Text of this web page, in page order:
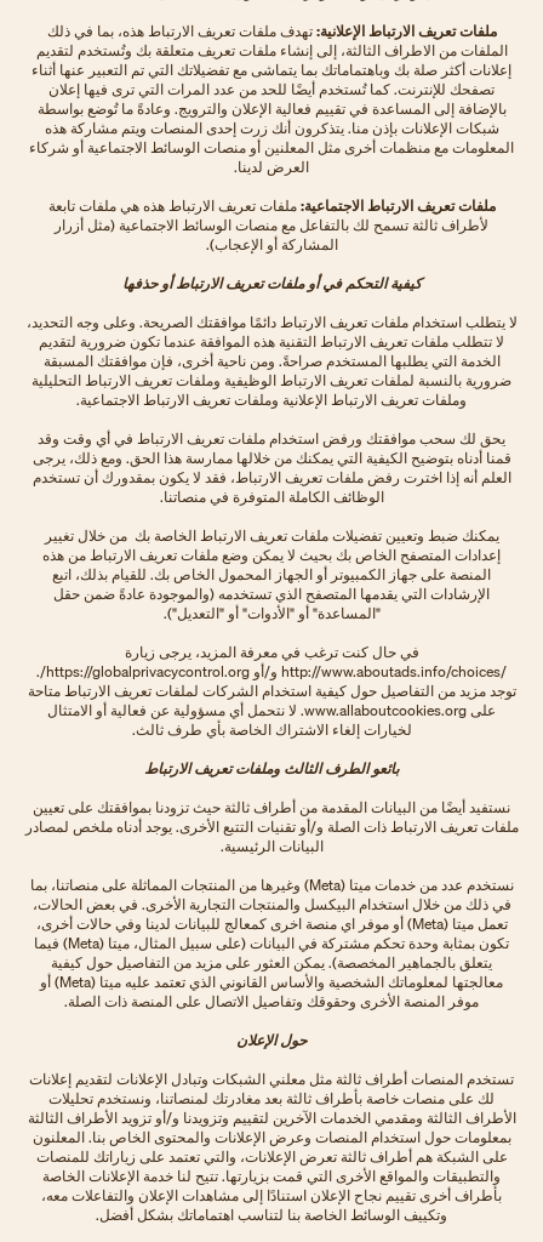
ملفات تعريف الارتباط الإعلانية: تهدف ملفات تعريف الارتباط هذه، بما في ذلك
الملفات من الاطراف الثالثة، إلى إنشاء ملفات تعريف متعلقة بك وتُستخدم لتقديم
إعلانات أكثر صلة بك وباهتماماتك بما يتماشى مع تفضيلاتك التي تم التعبير عنها أثناء
تصفحك للإنترنت. كما تُستخدم أيضًا للحد من عدد المرات التي ترى فيها إعلان
بالإضافة إلى المساعدة في تقييم فعالية الإعلان والترويج. وعادةً ما تُوضع بواسطة
شبكات الإعلانات بإذن منا. يتذكرون أنك زرت إحدى المنصات ويتم مشاركة هذه
المعلومات مع منظمات أخرى مثل المعلنين أو منصات الوسائط الاجتماعية أو شركاء
العرض لدينا.
ملفات تعريف الارتباط الاجتماعية: ملفات تعريف الارتباط هذه هي ملفات تابعة
لأطراف ثالثة تسمح لك بالتفاعل مع منصات الوسائط الاجتماعية (مثل أزرار
المشاركة أو الإعجاب).
كيفية التحكم في أو ملفات تعريف الارتباط أو حذفها
لا يتطلب استخدام ملفات تعريف الارتباط دائمًا موافقتك الصريحة. وعلى وجه التحديد،
لا تتطلب ملفات تعريف الارتباط التقنية هذه الموافقة عندما تكون ضرورية لتقديم
الخدمة التي يطلبها المستخدم صراحةً. ومن ناحية أخرى، فإن موافقتك المسبقة
ضرورية بالنسبة لملفات تعريف الارتباط الوظيفية وملفات تعريف الارتباط التحليلية
وملفات تعريف الارتباط الإعلانية وملفات تعريف الارتباط الاجتماعية.
يحق لك سحب موافقتك ورفض استخدام ملفات تعريف الارتباط في أي وقت وقد
قمنا أدناه بتوضيح الكيفية التي يمكنك من خلالها ممارسة هذا الحق. ومع ذلك، يرجى
العلم أنه إذا اخترت رفض ملفات تعريف الارتباط، فقد لا يكون بمقدورك أن تستخدم
الوظائف الكاملة المتوفرة في منصاتنا.
يمكنك ضبط وتعيين تفضيلات ملفات تعريف الارتباط الخاصة بك من خلال تغيير
إعدادات المتصفح الخاص بك بحيث لا يمكن وضع ملفات تعريف الارتباط من هذه
المنصة على جهاز الكمبيوتر أو الجهاز المحمول الخاص بك. للقيام بذلك، اتبع
الإرشادات التي يقدمها المتصفح الذي تستخدمه (والموجودة عادةً ضمن حقل
"المساعدة" أو "الأدوات" أو "التعديل").
في حال كنت ترغب في معرفة المزيد، يرجى زيارة
/http://www.aboutads.info/choices و/أو https://globalprivacycontrol.org/.
توجد مزيد من التفاصيل حول كيفية استخدام الشركات لملفات تعريف الارتباط متاحة
على www.allaboutcookies.org. لا نتحمل أي مسؤولية عن فعالية أو الامتثال
لخيارات إلغاء الاشتراك الخاصة بأي طرف ثالث.
بائعو الطرف الثالث وملفات تعريف الارتباط
نستفيد أيضًا من البيانات المقدمة من أطراف ثالثة حيث تزودنا بموافقتك على تعيين
ملفات تعريف الارتباط ذات الصلة و/أو تقنيات التتبع الأخرى. يوجد أدناه ملخص لمصادر
البيانات الرئيسية.
نستخدم عدد من خدمات ميتا (Meta) وغيرها من المنتجات المماثلة على منصاتنا، بما
في ذلك من خلال استخدام البيكسل والمنتجات التجارية الأخرى. في بعض الحالات،
تعمل ميتا (Meta) أو موفر اي منصة اخرى كمعالج للبيانات لدينا وفي حالات أخرى،
تكون بمثابة وحدة تحكم مشتركة في البيانات (على سبيل المثال، ميتا (Meta) فيما
يتعلق بالجماهير المخصصة). يمكن العثور على مزيد من التفاصيل حول كيفية
معالجتها لمعلوماتك الشخصية والأساس القانوني الذي تعتمد عليه ميتا (Meta) أو
موفر المنصة الأخرى وحقوقك وتفاصيل الاتصال على المنصة ذات الصلة.
حول الإعلان
تستخدم المنصات أطراف ثالثة مثل معلني الشبكات وتبادل الإعلانات لتقديم إعلانات
لك على منصات خاصة بأطراف ثالثة بعد مغادرتك لمنصاتنا، ونستخدم تحليلات
الأطراف الثالثة ومقدمي الخدمات الآخرين لتقييم وتزويدنا و/أو تزويد الأطراف الثالثة
بمعلومات حول استخدام المنصات وعرض الإعلانات والمحتوى الخاص بنا. المعلنون
على الشبكة هم أطراف ثالثة تعرض الإعلانات، والتي تعتمد على زياراتك للمنصات
والتطبيقات والمواقع الأخرى التي قمت بزيارتها. تتيح لنا خدمة الإعلانات الخاصة
بأطراف أخرى تقييم نجاح الإعلان استنادًا إلى مشاهدات الإعلان والتفاعلات معه،
وتكييف الوسائط الخاصة بنا لتناسب اهتماماتك بشكل أفضل.